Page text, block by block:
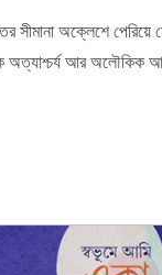
সীমানা অক্লেশে
আর অলৌকিক